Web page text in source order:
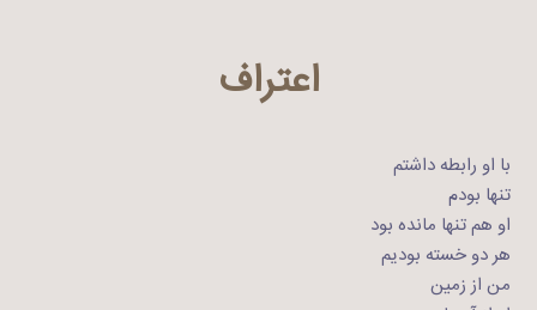
اعتراف
با او رابطه داشتم
تنها بودم
او هم تنها مانده بود
هر دو خسته بودیم
من از زمین